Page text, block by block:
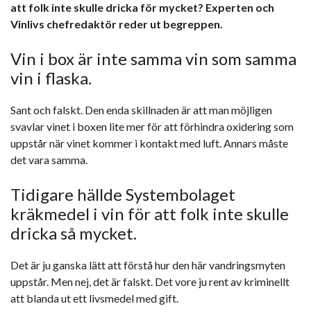
att folk inte skulle dricka för mycket? Experten och
Vinlivs chefredaktör reder ut begreppen.
Vin i box är inte samma vin som samma
vin i flaska.
Sant och falskt. Den enda skillnaden är att man möjligen
svavlar vinet i boxen lite mer för att förhindra oxidering som
uppstår när vinet kommer i kontakt med luft. Annars måste
det vara samma.
Tidigare hällde Systembolaget
kräkmedel i vin för att folk inte skulle
dricka så mycket.
Det är ju ganska lätt att förstå hur den här vandringsmyten
uppstår. Men nej, det är falskt. Det vore ju rent av kriminellt
att blanda ut ett livsmedel med gift.